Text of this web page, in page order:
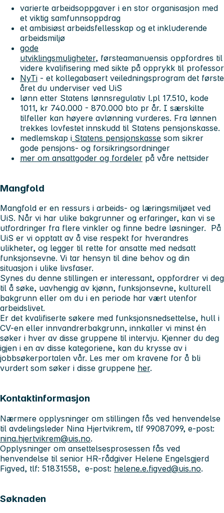
varierte arbeidsoppgaver i en stor organisasjon med
et viktig samfunnsoppdrag
et ambisiøst arbeidsfellesskap og et inkluderende
arbeidsmiljø
gode
utviklingsmuligheter, førsteamanuensis oppfordres til
videre kvalifisering med sikte på opprykk til professor
NyTi - et kollegabasert veiledningsprogram det første
året du underviser ved UiS
lønn etter Statens lønnsregulativ l.pl 17.510, kode
1011, kr 740.000 - 870.000 bto pr år. I særskilte
tilfeller kan høyere avlønning vurderes. Fra lønnen
trekkes lovfestet innskudd til Statens pensjonskasse.
medlemskap i Statens pensjonskasse som sikrer
gode pensjons- og forsikringsordninger
mer om ansattgoder og fordeler på våre nettsider
Mangfold
Mangfold er en ressurs i arbeids- og læringsmiljøet ved
UiS. Når vi har ulike bakgrunner og erfaringer, kan vi se
utfordringer fra flere vinkler og finne bedre løsninger. På
UiS er vi opptatt av å vise respekt for hverandres
ulikheter, og legger til rette for ansatte med nedsatt
funksjonsevne. Vi tar hensyn til dine behov og din
situasjon i ulike livsfaser.
Synes du denne stillingen er interessant, oppfordrer vi deg
til å søke, uavhengig av kjønn, funksjonsevne, kulturell
bakgrunn eller om du i en periode har vært utenfor
arbeidslivet.
Er det kvalifiserte søkere med funksjonsnedsettelse, hull i
CV-en eller innvandrerbakgrunn, innkaller vi minst én
søker i hver av disse gruppene til intervju. Kjenner du deg
igjen i en av disse kategoriene, kan du krysse av i
jobbsøkerportalen vår. Les mer om kravene for å bli
vurdert som søker i disse gruppene her.
Kontaktinformasjon
Nærmere opplysninger om stillingen fås ved henvendelse
til avdelingsleder Nina Hjertvikrem, tlf 99087099, e-post:
nina.hjertvikrem@uis.no.
Opplysninger om ansettelsesprosessen fås ved
henvendelse til senior HR-rådgiver Helene Engelsgjerd
Figved, tlf: 51831558, e-post: helene.e.figved@uis.no.
Søknaden